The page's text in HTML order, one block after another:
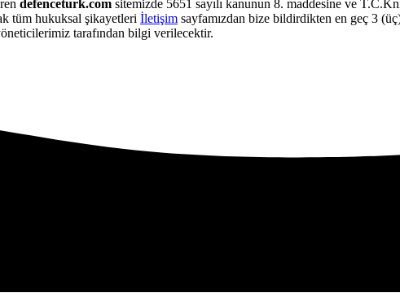
defenceturk.com sitemizde 5651 sayılı kanunun 8. maddesine ve
tüm hukuksal şikayetleri İletişim sayfamızdan bize bildirdikten en geç 3
tarafından bilgi verilecektir.